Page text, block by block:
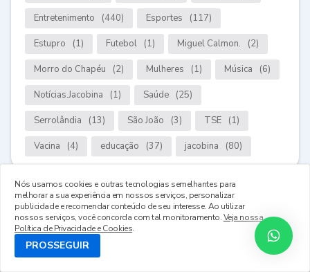
Entretenimento (440) Esportes (117)
Estupro (1) Futebol (1) Miguel Calmon. (2)
Morro do Chapéu (2) Mulheres (1) Música (6)
Notícias.Jacobina (1) Saúde (25)
Serrolândia (13) São João (3) TSE (1)
Vacina (4) educação (37) jacobina (80)
Nós usamos cookies e outras tecnologias semelhantes para
melhorar a sua experiência em nossos serviços, personalizar
publicidade e recomendar conteúdo de seu interesse. Ao utilizar
nossos serviços, você concorda com tal monitoramento.Veja nossa
Política de Privacidade e Cookies.
PROSSEGUIR